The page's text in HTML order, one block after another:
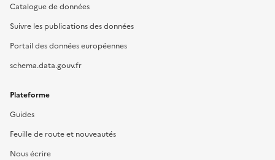
Catalogue de données
Suivre les publications des données
Portail des données européennes
schema.data.gouv.fr
Plateforme
Guides
Feuille de route et nouveautés
Nous écrire